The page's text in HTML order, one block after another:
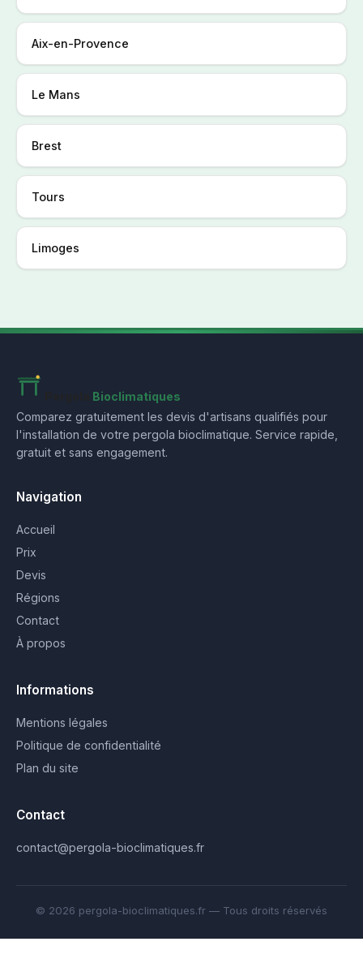
Aix-en-Provence
Le Mans
Brest
Tours
Limoges
Bioclimatiques
Comparez gratuitement les devis d'artisans qualifiés pour
l'installation de votre pergola bioclimatique. Service rapide,
gratuit et sans engagement.
Navigation
Accueil
Prix
Devis
Régions
Contact
À propos
Informations
Mentions légales
Politique de confidentialité
Plan du site
Contact
contact@pergola-bioclimatiques.fr
© 2026 pergola-bioclimatiques.fr — Tous droits réservés